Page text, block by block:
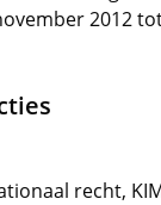
2012
recht,